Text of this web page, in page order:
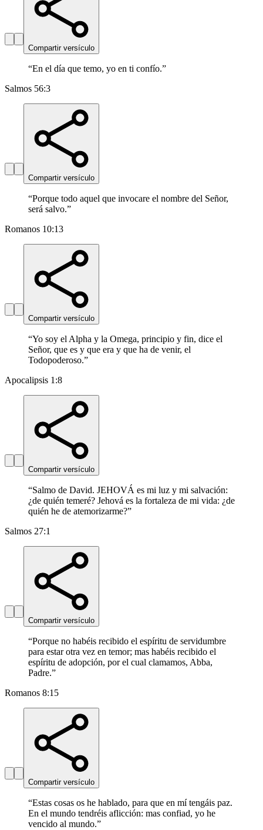
Compartir versículo
“En el día que temo, yo en ti confío.”
Salmos 56:3
Compartir versículo
“Porque todo aquel que invocare el nombre del Señor,
será salvo.”
Romanos 10:13
Compartir versículo
“Yo soy el Alpha y la Omega, principio y fin, dice el
Señor, que es y que era y que ha de venir, el
Todopoderoso.”
Apocalipsis 1:8
Compartir versículo
“Salmo de David. JEHOVÁ es mi luz y mi salvación:
¿de quién temeré? Jehová es la fortaleza de mi vida: ¿de
quién he de atemorizarme?”
Salmos 27:1
Compartir versículo
“Porque no habéis recibido el espíritu de servidumbre
para estar otra vez en temor; mas habéis recibido el
espíritu de adopción, por el cual clamamos, Abba,
Padre.”
Romanos 8:15
Compartir versículo
“Estas cosas os he hablado, para que en mí tengáis paz.
En el mundo tendréis aflicción: mas confiad, yo he
vencido al mundo.”